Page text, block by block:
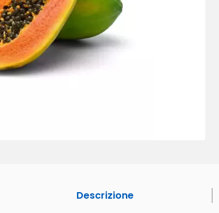
Descrizione